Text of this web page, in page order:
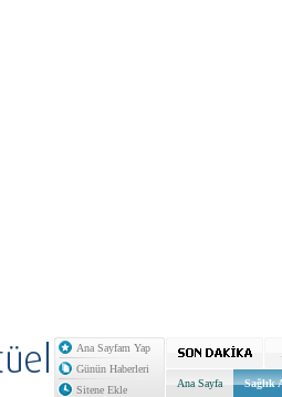
Ana Sayfam Yap
Günün Haberleri
Sitene Ekle
Ana Sayfa Sağlık